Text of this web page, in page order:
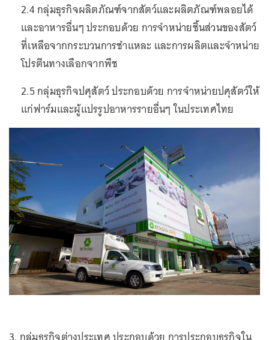
2.4 กลุ่มธุรกิจผลิตภัณฑ์จากสัตว์และผลิตภัณฑ์พลอยได้
และอาหารอื่นๆ ประกอบด้วย การจำหน่ายชิ้นส่วนของสัตว์
ที่เหลือจากกระบวนการชำแหละ และการผลิตและจำหน่าย
โปรตีนทางเลือกจากพืช
2.5 กลุ่มธุรกิจปศุสัตว์ ประกอบด้วย การจำหน่ายปศุสัตว์ให้
แก่ฟาร์มและผู้แปรรูปอาหารรายอื่นๆ ในประเทศไทย